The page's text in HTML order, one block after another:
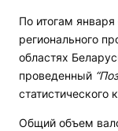
По итогам
регионального
областях
проведенный
статистического
Общий объем